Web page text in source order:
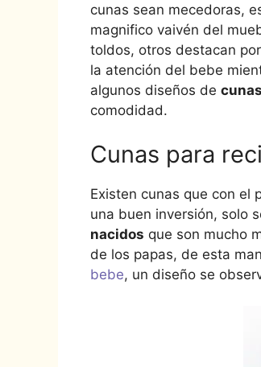
cunas sean mecedoras,
magnifico vaivén del
toldos, otros destacan
la atención del bebe
algunos diseños de
comodidad.
Cunas para
Existen cunas que con el
una buen inversión, solo
nacidos que son mucho
de los papas, de esta
bebe, un diseño se